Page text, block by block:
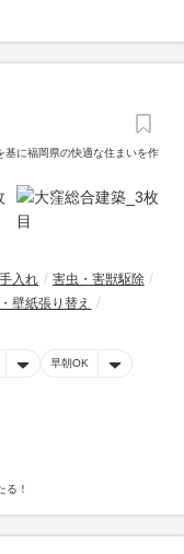
基に福岡県の快適な住まいを作
入れ
害虫・害獣駆除
壁紙張り替え
早朝OK
る！